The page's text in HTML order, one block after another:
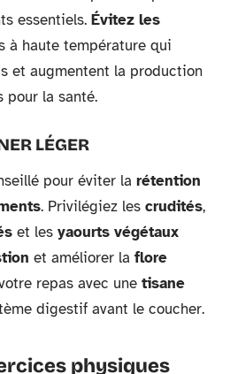
essentiels. Évitez les
à haute température qui
et augmentent la production
pour la santé.
LÉGER
pour éviter la rétention
. Privilégiez les crudités,
et les yaourts végétaux
et améliorer la flore
repas avec une tisane
digestif avant le coucher.
physiques